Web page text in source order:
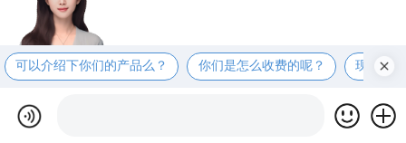
可以介绍下你们的产品么？ 你们是怎么收费的呢？ 现在有